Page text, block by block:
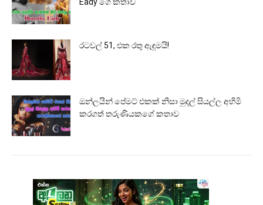
රටවල් 51, එක රතු ඇඳුමයි!
ඔන්ලයින් පේමට් එකක් නිසා මුදල් සියල්ල අහිමි
කරගත් තරුණියකගේ කතාව